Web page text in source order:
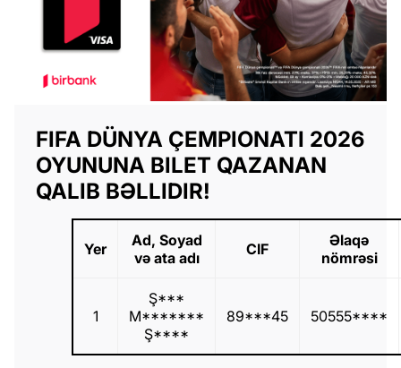
FIFA DÜNYA ÇEMPIONATI 2026
OYUNUNA BILET QAZANAN
QALIB BƏLLIDIR!
Yer
Ad, Soyad
və ata adı
CIF
Əlaqə
nömrəsi
1
Ş***
M*******
Ş****
89***45 50555****